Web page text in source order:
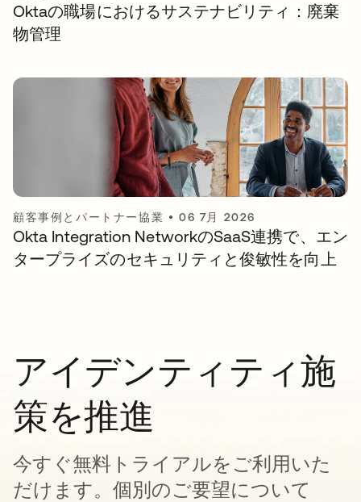
Oktaの職場におけるサステナビリティ：廃棄
物管理
顧客事例とパートナー協業 •06 7月 2026
Okta Integration NetworkのSaaS連携で、エン
タープライズのセキュリティと俊敏性を向上
アイデンティティ施
策を推進
今すぐ無料トライアルをご利用いた
だけます。個別のご要望について